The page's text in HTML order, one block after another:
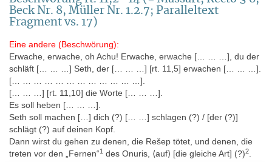
Beck Nr. 8, Müller Nr. 1.2.7; Paralleltext
Fragment vs. 17)
Eine andere (Beschwörung):
Erwache, erwache, oh Achu! Erwache, erwache [… … …], du der
schläft [… … …] Seth, der [… … …] [rt. 11,5] erwachen [… … …].
[… … … … … … … … … … … …].
[… … …] [rt. 11,10] die Worte [… … …].
Es soll heben [… … …].
Seth soll machen […] dich (?) [… …] schlagen (?) / [der (?)]
schlägt (?) auf deinen Kopf.
Dann wirst du gehen zu denen, die Rešep tötet, und denen, die
treten vor den „Fernen“1 des Onuris, ⟨auf⟩ [die gleiche Art] (?)2